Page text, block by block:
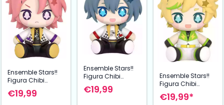
Ensemble Stars!!
Figura Chibi
Huggy Good
Smile Kohaku
€19,99
Ensemble Stars!!
Figura Chibi
Huggy Good
Smile Niki Shiina 7
€19,99
Ensemble Stars!!
Figura Chibi
Huggy Good
Smile Sora
€19,99*